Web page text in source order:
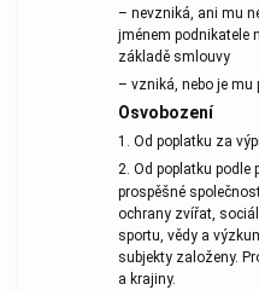
– nevzniká, ani mu
jménem podnikatele
základě smlouvy
– vzniká, nebo je mu
Osvobození
1. Od poplatku za
2. Od poplatku podle
prospěšné
ochrany zvířat,
sportu, vědy a
subjekty založeny.
a krajiny.